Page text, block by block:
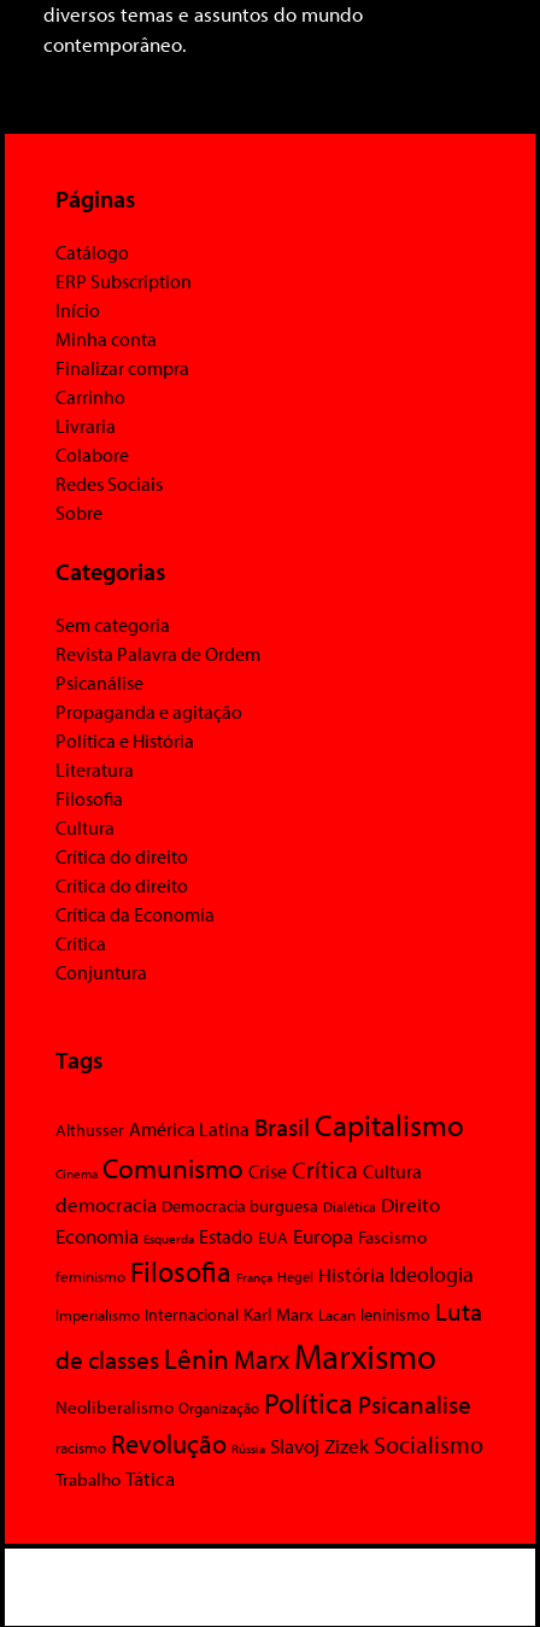
diversos temas e assuntos do mundo
contemporâneo.
Páginas
Catálogo
ERP Subscription
Início
Minha conta
Finalizar compra
Carrinho
Livraria
Colabore
Redes Sociais
Sobre
Categorias
Sem categoria
Revista Palavra de Ordem
Psicanálise
Propaganda e agitação
Política e História
Literatura
Filosofia
Cultura
Crítica do direito
Crítica do direito
Crítica da Economia
Crítica
Conjuntura
Tags
Althusser América Latina Brasil Capitalismo
Cinema Comunismo Crise Crítica Cultura
democracia Democracia burguesa Dialética Direito
Economia Esquerda Estado EUA Europa Fascismo
feminismo Filosofia França Hegel História Ideologia
Imperialismo Internacional Karl Marx Lacan leninismo Luta
de classesLênin MarxMarxismo
Neoliberalismo Organização Política Psicanalise
racismo Revolução Rússia Slavoj Zizek Socialismo
Trabalho Tática